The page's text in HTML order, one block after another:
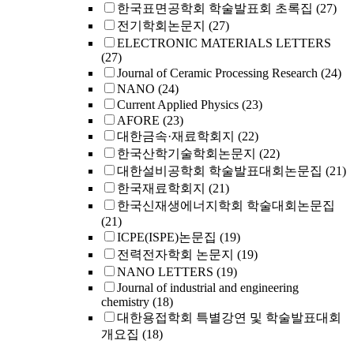
한국표면공학회 학술발표회 초록집 (27)
전기학회논문지 (27)
ELECTRONIC MATERIALS LETTERS
(27)
Journal of Ceramic Processing Research (24)
NANO (24)
Current Applied Physics (23)
AFORE (23)
대한금속·재료학회지 (22)
한국산학기술학회논문지 (22)
대한설비공학회 학술발표대회논문집 (21)
한국재료학회지 (21)
한국신재생에너지학회 학술대회논문집
(21)
ICPE(ISPE)논문집 (19)
전력전자학회 논문지 (19)
NANO LETTERS (19)
Journal of industrial and engineering
chemistry (18)
대한용접학회 특별강연 및 학술발표대회
개요집 (18)